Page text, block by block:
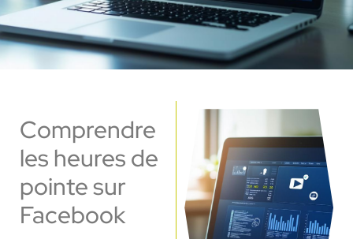
Comprendre
les heures de
pointe sur
Facebook